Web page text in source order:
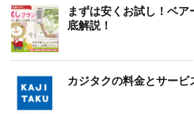
まずは安くお試し！ベ
底解説！
カジタクの料金とサービ